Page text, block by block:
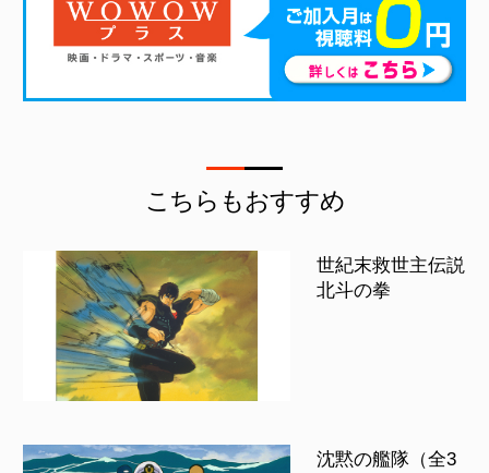
こちらもおすすめ
世紀末救世主伝説
北斗の拳
沈黙の艦隊（全3